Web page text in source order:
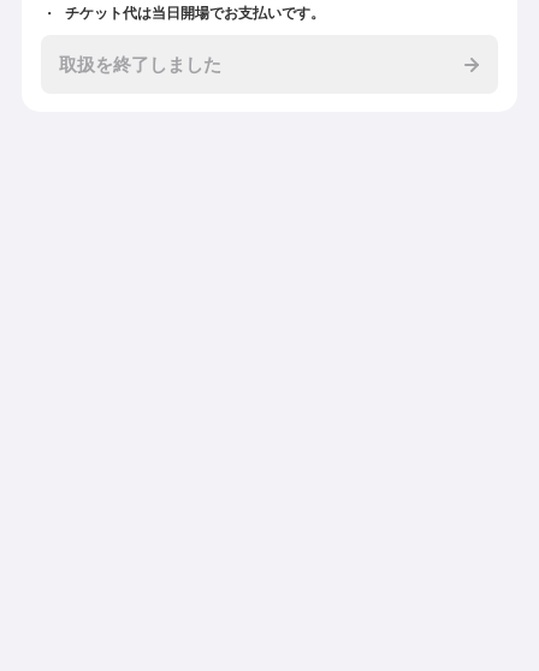
チケット代は当日開場でお支払いです。
取扱を終了しました